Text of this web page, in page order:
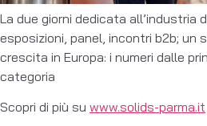
La due giorni dedicata all’industria
esposizioni, panel, incontri b2b; un
crescita in Europa: i numeri dalle
categoria
Scopri di più su www.solids-parma.it